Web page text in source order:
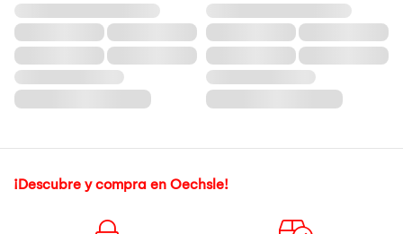
¡Descubre y compra en Oechsle!